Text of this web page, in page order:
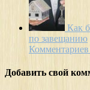
Как
по завещанию
Комментариев
Добавить свой